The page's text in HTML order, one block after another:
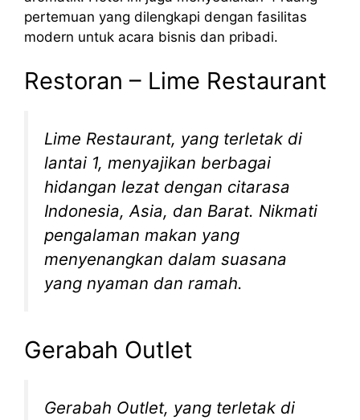
pertemuan yang dilengkapi dengan fasilitas
modern untuk acara bisnis dan pribadi.
Restoran – Lime Restaurant
Lime Restaurant, yang terletak di
lantai 1, menyajikan berbagai
hidangan lezat dengan citarasa
Indonesia, Asia, dan Barat. Nikmati
pengalaman makan yang
menyenangkan dalam suasana
yang nyaman dan ramah.
Gerabah Outlet
Gerabah Outlet, yang terletak di